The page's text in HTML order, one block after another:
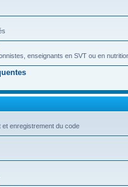
enseignants en SVT ou en
et enregistrement du code